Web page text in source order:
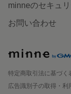
minneのセキュリ
お問い合わせ
特定商取引法に基づく
広告識別子の取得・利